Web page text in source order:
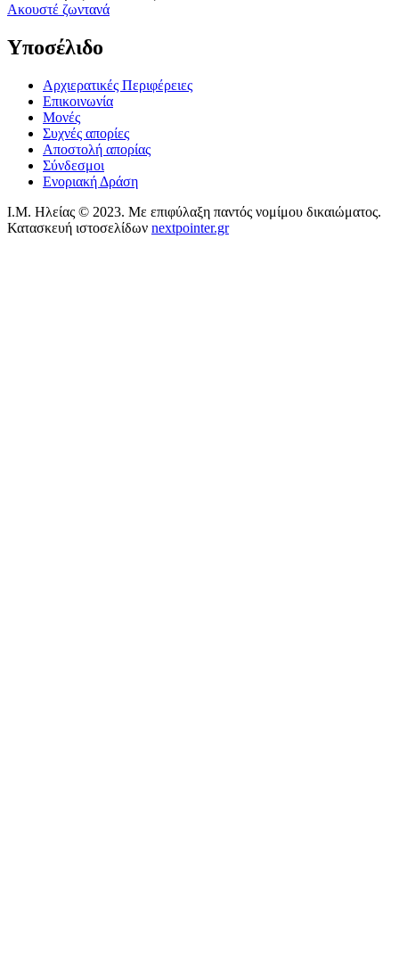
Aκουστέ ζωντανά
Υποσέλιδο
Αρχιερατικές Περιφέρειες
Επικοινωνία
Μονές
Συχνές απορίες
Αποστολή απορίας
Σύνδεσμοι
Ενοριακή Δράση
Ι.Μ. Ηλείας © 2023. Με επιφύλαξη παντός νομίμου δικαιώματος.
Κατασκευή ιστοσελίδων nextpointer.gr